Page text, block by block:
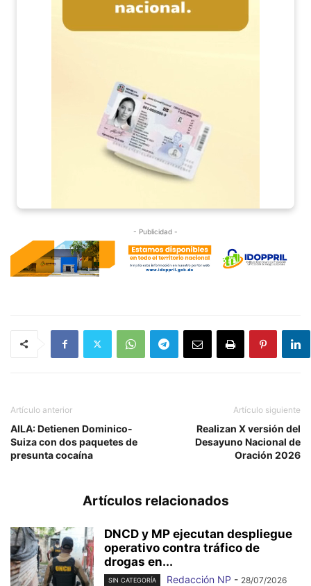
- Publicidad -
Artículo anterior
AILA: Detienen Dominico-
Suiza con dos paquetes de
presunta cocaína
Artículo siguiente
Realizan X versión del
Desayuno Nacional de
Oración 2026
Artículos relacionados
DNCD y MP ejecutan despliegue
operativo contra tráfico de
drogas en...
SIN CATEGORÍA Redacción NP - 28/07/2026